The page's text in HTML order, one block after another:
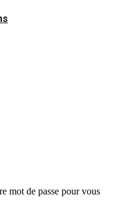
mot de passe pour vous